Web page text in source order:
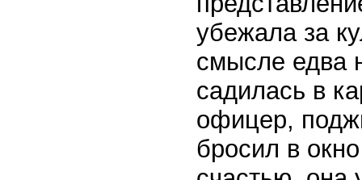
убежала за
смысле едва
садилась в
офицер,
бросил в